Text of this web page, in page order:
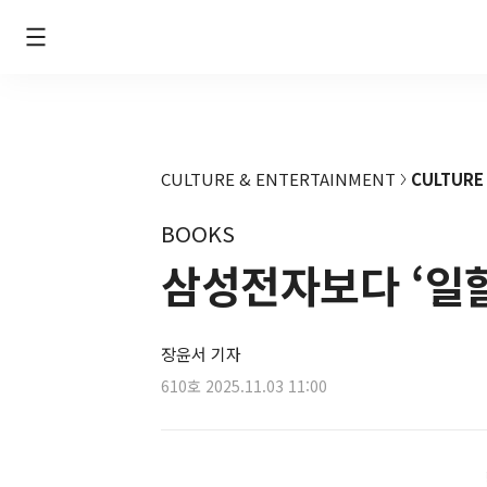
CULTURE & ENTERTAINMENT CULTURE
BOOKS
삼성전자보다 ‘일
장윤서 기자
610호 2025.11.03 11:00